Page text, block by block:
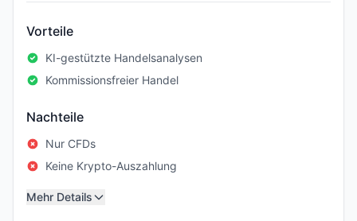
Vorteile
KI-gestützte Handelsanalysen
Kommissionsfreier Handel
Nachteile
Nur CFDs
Keine Krypto-Auszahlung
Mehr Details